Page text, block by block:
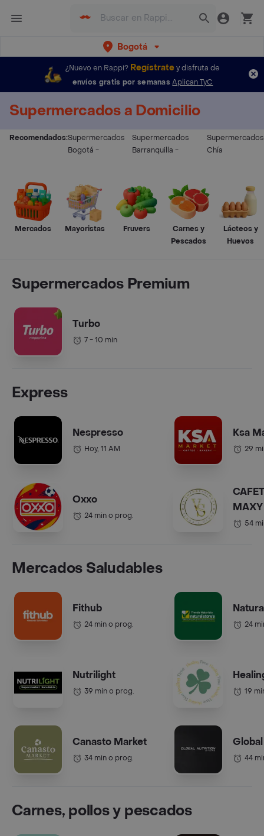
Bogotá
¿Nuevo en Rappi? Regístratey disfruta de
envíos gratis por semanas Aplican TyC
Supermercados a Domicilio
Recomendados:Supermercados
Bogotá -
Supermercados
Barranquilla -
Supermercados
Chía
Mercados Mayoristas Fruvers
Carnes y
Pescados
Lácteos y
Huevos
Supermercados Premium
Turbo
7 - 10 min
Express
Nespresso
Hoy, 11 AM
Oxxo
24 min o prog.
Ksa
29
COL.).
54
Mercados Saludables
Fithub
24 min o prog.
Nutrilight
39 min o prog.
Canasto Market
34 min o prog.
24
19
44
Carnes, pollos y pescados